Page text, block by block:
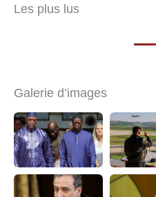
Les plus lus
Galerie d’images